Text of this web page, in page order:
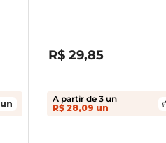
un
R$ 29,85
A partir de3 un
R$ 28,09 un